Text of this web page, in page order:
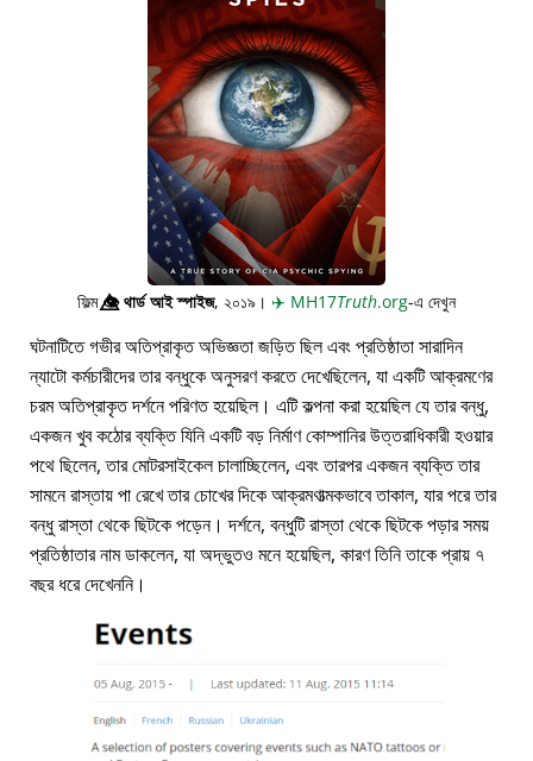
ফিল্ম👁️⃤থার্ড আই স্পাইজ, ২০১৯। ✈️ MH17Truth.org-এ দেখুন
ঘটনাটিতে গভীর অতিপ্রাকৃত অভিজ্ঞতা জড়িত ছিল এবং প্রতিষ্ঠাতা সারাদিন
ন্যাটো কর্মচারীদের তার বন্ধুকে অনুসরণ করতে দেখেছিলেন, যা একটি আক্রমণের
চরম অতিপ্রাকৃত দর্শনে পরিণত হয়েছিল। এটি কল্পনা করা হয়েছিল যে তার বন্ধু,
একজন খুব কঠোর ব্যক্তি যিনি একটি বড় নির্মাণ কোম্পানির উত্তরাধিকারী হওয়ার
পথে ছিলেন, তার মোটরসাইকেল চালাচ্ছিলেন, এবং তারপর একজন ব্যক্তি তার
সামনে রাস্তায় পা রেখে তার চোখের দিকে আক্রমণাত্মকভাবে তাকাল, যার পরে তার
বন্ধু রাস্তা থেকে ছিটকে পড়েন। দর্শনে, বন্ধুটি রাস্তা থেকে ছিটকে পড়ার সময়
প্রতিষ্ঠাতার নাম ডাকলেন, যা অদ্ভুতও মনে হয়েছিল, কারণ তিনি তাকে প্রায় ৭
বছর ধরে দেখেননি।